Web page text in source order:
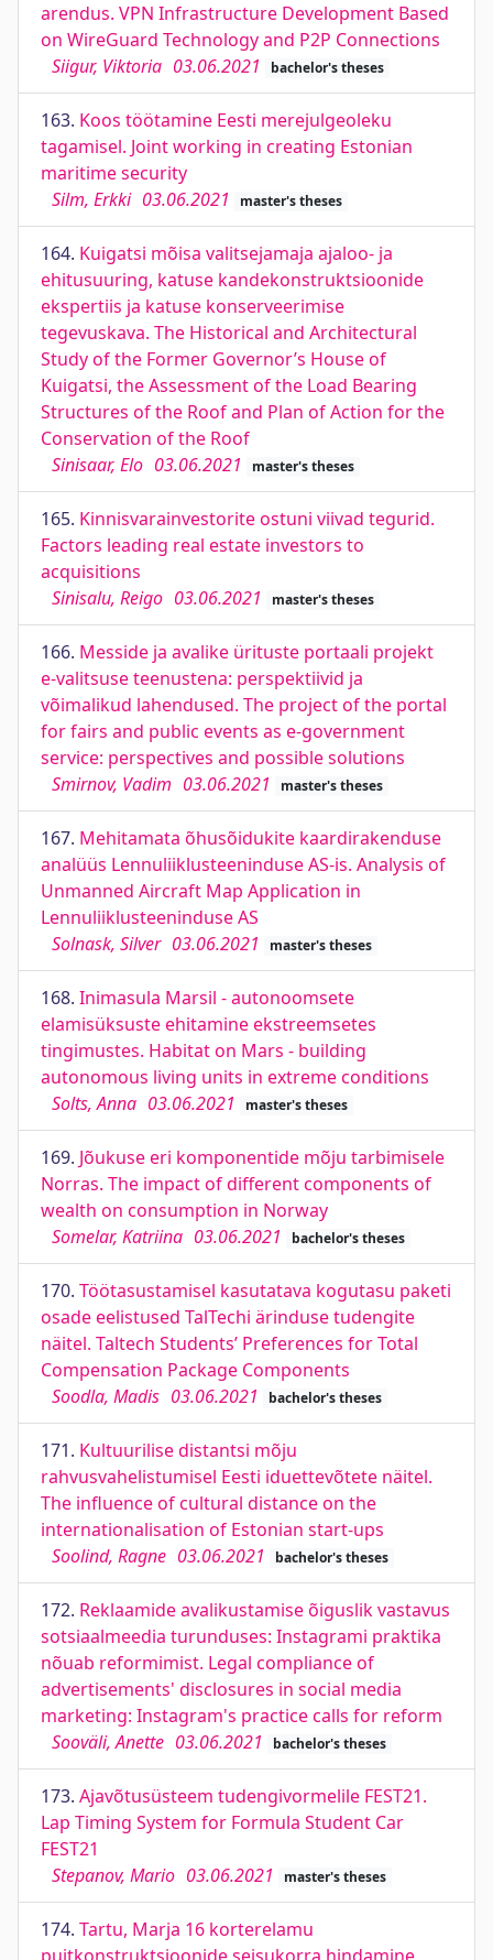
arendus. VPN Infrastructure Development Based
on WireGuard Technology and P2P Connections
Siigur, Viktoria 03.06.2021 bachelor's theses
163. Koos töötamine Eesti merejulgeoleku
tagamisel. Joint working in creating Estonian
maritime security
Silm, Erkki 03.06.2021 master's theses
164. Kuigatsi mõisa valitsejamaja ajaloo- ja
ehitusuuring, katuse kandekonstruktsioonide
ekspertiis ja katuse konserveerimise
tegevuskava. The Historical and Architectural
Study of the Former Governor’s House of
Kuigatsi, the Assessment of the Load Bearing
Structures of the Roof and Plan of Action for the
Conservation of the Roof
Sinisaar, Elo 03.06.2021 master's theses
165. Kinnisvarainvestorite ostuni viivad tegurid.
Factors leading real estate investors to
acquisitions
Sinisalu, Reigo 03.06.2021 master's theses
166. Messide ja avalike ürituste portaali projekt
e-valitsuse teenustena: perspektiivid ja
võimalikud lahendused. The project of the portal
for fairs and public events as e-government
service: perspectives and possible solutions
Smirnov, Vadim 03.06.2021 master's theses
167. Mehitamata õhusõidukite kaardirakenduse
analüüs Lennuliiklusteeninduse AS-is. Analysis of
Unmanned Aircraft Map Application in
Lennuliiklusteeninduse AS
Solnask, Silver 03.06.2021 master's theses
168. Inimasula Marsil - autonoomsete
elamisüksuste ehitamine ekstreemsetes
tingimustes. Habitat on Mars - building
autonomous living units in extreme conditions
Solts, Anna 03.06.2021 master's theses
169. Jõukuse eri komponentide mõju tarbimisele
Norras. The impact of different components of
wealth on consumption in Norway
Somelar, Katriina 03.06.2021 bachelor's theses
170. Töötasustamisel kasutatava kogutasu paketi
osade eelistused TalTechi ärinduse tudengite
näitel. Taltech Students’ Preferences for Total
Compensation Package Components
Soodla, Madis 03.06.2021 bachelor's theses
171. Kultuurilise distantsi mõju
rahvusvahelistumisel Eesti iduettevõtete näitel.
The influence of cultural distance on the
internationalisation of Estonian start-ups
Soolind, Ragne 03.06.2021 bachelor's theses
172. Reklaamide avalikustamise õiguslik vastavus
sotsiaalmeedia turunduses: Instagrami praktika
nõuab reformimist. Legal compliance of
advertisements' disclosures in social media
marketing: Instagram's practice calls for reform
Sooväli, Anette 03.06.2021 bachelor's theses
173. Ajavõtusüsteem tudengivormelile FEST21.
Lap Timing System for Formula Student Car
FEST21
Stepanov, Mario 03.06.2021 master's theses
174. Tartu, Marja 16 korterelamu